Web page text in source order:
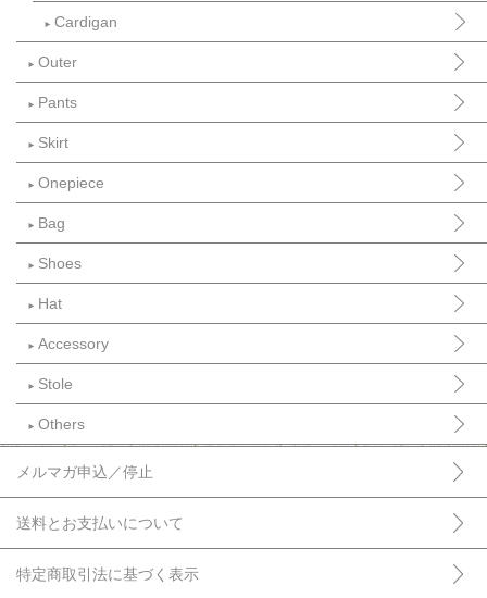
► Cardigan
► Outer
► Pants
► Skirt
► Onepiece
► Bag
► Shoes
► Hat
► Accessory
► Stole
► Others
メルマガ申込／停止
送料とお支払いについて
特定商取引法に基づく表示